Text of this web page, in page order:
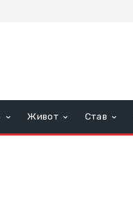
Живот Став